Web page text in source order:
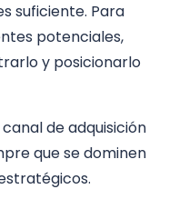
suficiente. Para
potenciales,
y posicionarlo
canal de adquisición
que se dominen